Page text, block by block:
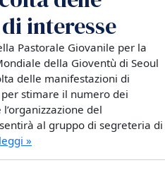
interesse
Pastorale Giovanile per la
della Gioventù di Seoul
delle manifestazioni di
stimare il numero dei
del
al gruppo di segreteria di
leggi »